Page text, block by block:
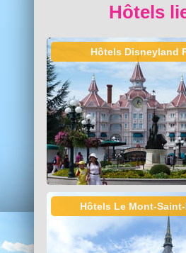
Hôtels
Hôtels Disneyland
Hôtels Le Mont-